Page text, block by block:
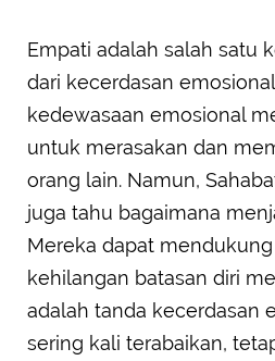
Empati adalah salah satu
dari kecerdasan
kedewasaan emosional
untuk merasakan dan
orang lain. Namun,
juga tahu bagaimana
Mereka dapat
kehilangan batasan diri
adalah tanda kecerdasan
sering kali terabaikan,